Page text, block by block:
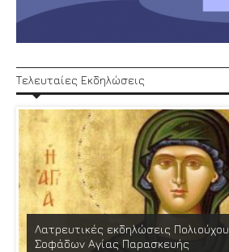
Τελευταίες Εκδηλώσεις
Λατρευτικές εκδηλώσεις Πολιούχου
Σοφάδων Αγίας Παρασκευής